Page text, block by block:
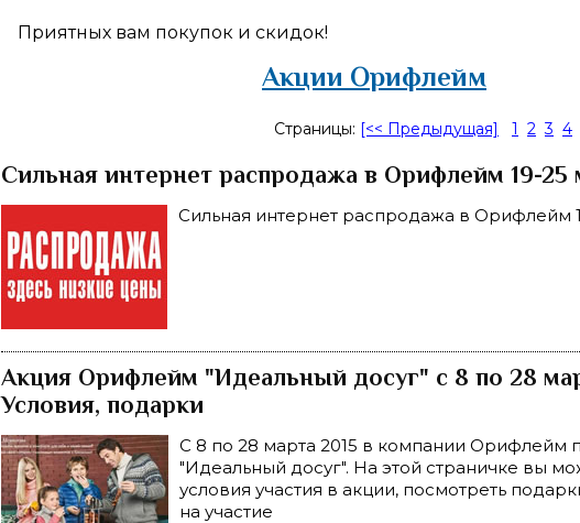
Приятных вам покупок и скидок!
Акции Орифлейм
Страницы: [<< Предыдущая] 1 2 3 4
Сильная интернет распродажа в Орифлейм 19-25
Сильная интернет распродажа в Орифлейм
Акция Орифлейм "Идеальный досуг" с 8 по 28
Условия, подарки
С 8 по 28 марта 2015 в компании Орифлейм
"Идеальный досуг". На этой страничке вы
условия участия в акции, посмотреть
на участие